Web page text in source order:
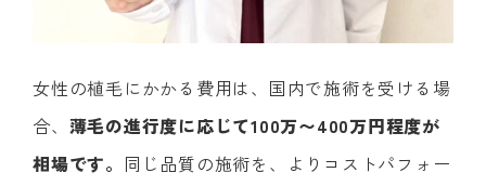
女性の植毛にかかる費用は、国内で施術を受ける場
合、 薄毛の進行度に応じて100万〜400万円程度が
相場です。 同じ品質の施術を、よりコストパフォー